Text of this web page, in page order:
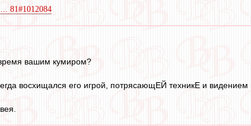
81#1012084
вашим кумиром?
восхищался его игрой, потрясающЕЙ техникЕ и видением